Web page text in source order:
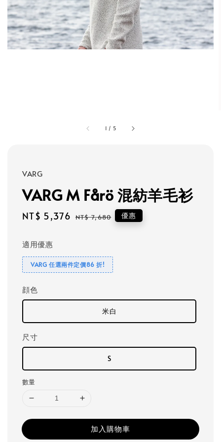
1 / 5
VARG
VARG M Fårö 混紡羊毛衫
Sale
NT$ 5,376 Regular
NT$ 7,680 優惠
適用優惠
VARG 任選兩件定價86 折!
顔色
米白
尺寸
S
數量
加入購物車